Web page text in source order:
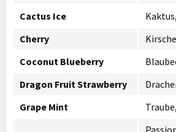
Cactus Ice
Cherry
Kirsche
Coconut Blueberry
Dragon Fruit Strawberry
Grape Mint